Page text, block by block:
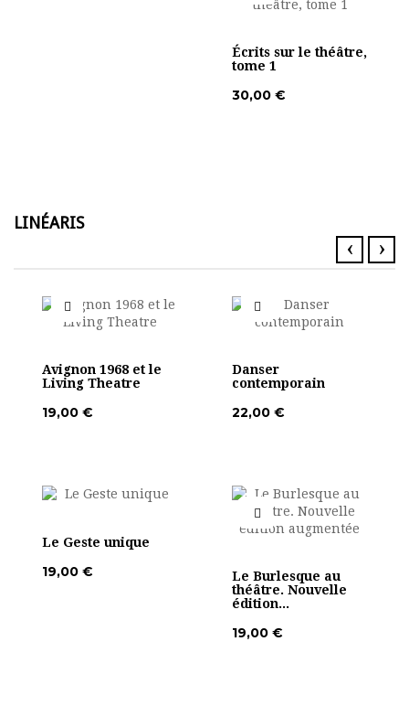
Écrits sur le théâtre,
tome 1
30,00 €
LINÉARIS
‹ ›
Avignon 1968 et le
Living Theatre
19,00 €
Danser
contemporain
22,00 €
Le Geste unique
19,00 €
Le Burlesque au
théâtre. Nouvelle
édition...
19,00 €